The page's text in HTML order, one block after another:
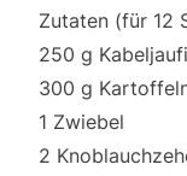
Zutaten (für 12
250 g
300 g
1 Zwiebel
2